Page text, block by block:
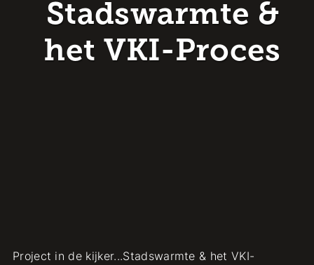
Stadswarmte &
het VKI-Proces
Project in de kijker...Stadswarmte & het VKI-